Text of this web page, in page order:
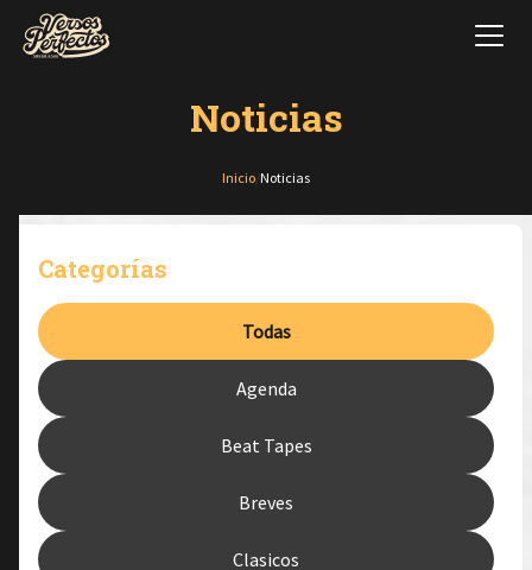
Noticias
Inicio Noticias
Categorías
Todas
Agenda
Beat Tapes
Breves
Clasicos